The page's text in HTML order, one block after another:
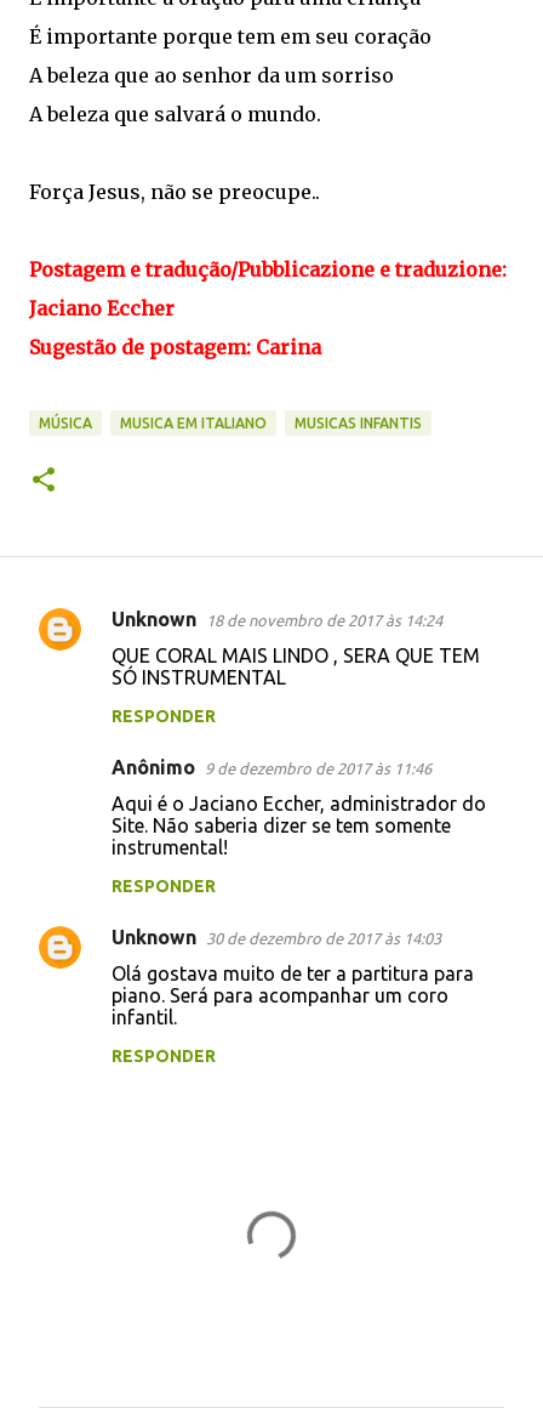
É importante porque tem em seu coração
A beleza que ao senhor da um sorriso
A beleza que salvará o mundo.
Força Jesus, não se preocupe..
Postagem e tradução/Pubblicazione e traduzione:
Jaciano Eccher
Sugestão de postagem: Carina
MÚSICA MUSICA EM ITALIANO MUSICAS INFANTIS
C
o
Unknown 18 de novembro de 2017 às 14:24
QUE CORAL MAIS LINDO , SERA QUE TEM
SÓ INSTRUMENTAL
RESPONDER
Anônimo 9 de dezembro de 2017 às 11:46
Aqui é o Jaciano Eccher, administrador do
Site. Não saberia dizer se tem somente
instrumental!
RESPONDER
Unknown 30 de dezembro de 2017 às 14:03
Olá gostava muito de ter a partitura para
piano. Será para acompanhar um coro
infantil.
RESPONDER